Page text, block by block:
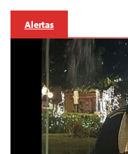
Alertas